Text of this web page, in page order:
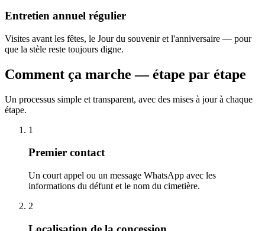
Entretien annuel régulier
Visites avant les fêtes, le Jour du souvenir et l'anniversaire — pour
que la stèle reste toujours digne.
Comment ça marche — étape par étape
Un processus simple et transparent, avec des mises à jour à chaque
étape.
1
Premier contact
Un court appel ou un message WhatsApp avec les
informations du défunt et le nom du cimetière.
2